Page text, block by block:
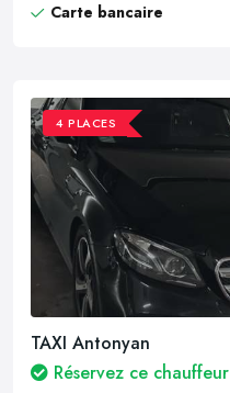
Carte bancaire
4 PLACES
TAXI Antonyan
Réservez ce chauffeur